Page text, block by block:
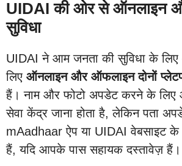
UIDAI की ओर से ऑनलाइन
सुविधा
UIDAI ने आम जनता की सुविधा के
लिए ऑनलाइन और ऑफलाइन दोनों
हैं। नाम और फोटो अपडेट करने के लिए
सेवा केंद्र जाना होता है, लेकिन पता
mAadhaar ऐप या UIDAI वेबसाइट
हैं, यदि आपके पास सहायक दस्तावेज़ हैं।